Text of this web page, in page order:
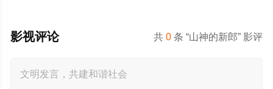
共0 条 “山神的新郎” 影评
影视评论